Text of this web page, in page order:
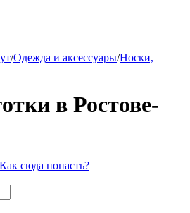
/Одежда и аксессуары/Носки,
в Ростове-
Как сюда попасть?